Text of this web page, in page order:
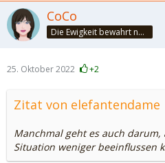
CoCo
Die Ewigkeit bewahrt nur die Liebe, weil sie von gleicher Natur ist. ~Khalil Gibran~
25. Oktober 2022 +2
Zitat von elefantendame
Manchmal geht es auch
Situation weniger beeinflussen